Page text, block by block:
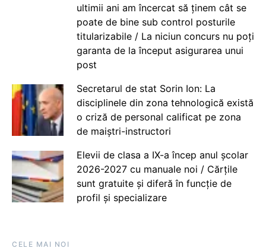
ultimii ani am încercat să ținem cât se
poate de bine sub control posturile
titularizabile / La niciun concurs nu poți
garanta de la început asigurarea unui
post
Secretarul de stat Sorin Ion: La
disciplinele din zona tehnologică există
o criză de personal calificat pe zona
de maiștri-instructori
Elevii de clasa a IX-a încep anul școlar
2026-2027 cu manuale noi / Cărțile
sunt gratuite și diferă în funcție de
profil și specializare
CELE MAI NOI